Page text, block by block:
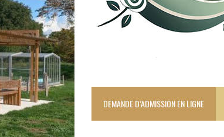
DEMANDE D’ADMISSION EN LIGNE